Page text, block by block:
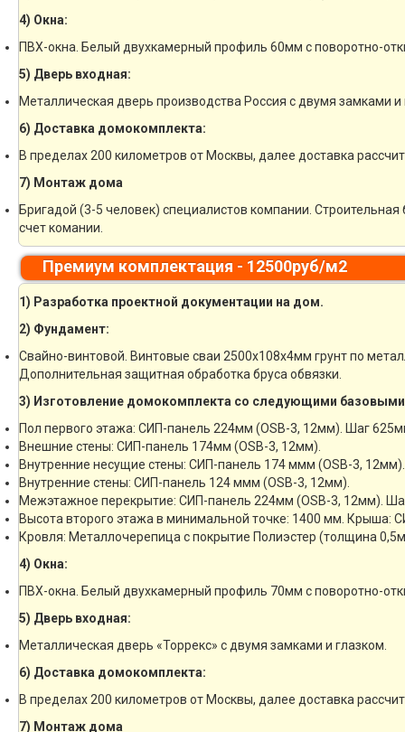
4) Окна:
ПВХ-окна. Белый двухкамерный профиль 60мм с поворотно-
5) Дверь входная:
Металлическая дверь производства Россия с двумя замками и
6) Доставка домокомплекта:
В пределах 200 километров от Москвы, далее доставка
7) Монтаж дома
Бригадой (3-5 человек) специалистов компании.
счет комании.
Премиум комплектация - 12500руб/м2
1) Разработка проектной документации на дом.
2) Фундамент:
Свайно-винтовой. Винтовые сваи 2500х108х4мм грунт по
Дополнительная защитная обработка бруса обвязки.
3) Изготовление домокомплекта со следующими базовыми
Пол первого этажа: СИП-панель 224мм (OSB-3, 12мм). Шаг
Внешние стены: СИП-панель 174мм (OSB-3, 12мм).
Внутренние несущие стены: СИП-панель 174 ммм (OSB-3, 12мм).
Внутренние стены: СИП-панель 124 ммм (OSB-3, 12мм).
Межэтажное перекрытие: СИП-панель 224мм (OSB-3, 12мм).
Высота второго этажа в минимальной точке: 1400 мм. Крыша:
Кровля: Металлочерепица с покрытие Полиэстер (толщина
4) Окна:
ПВХ-окна. Белый двухкамерный профиль 70мм с поворотно-
5) Дверь входная:
Металлическая дверь «Торрекс» с двумя замками и глазком.
6) Доставка домокомплекта:
В пределах 200 километров от Москвы, далее доставка
7) Монтаж дома